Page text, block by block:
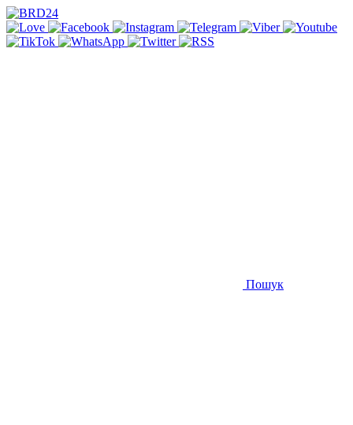
Пошук